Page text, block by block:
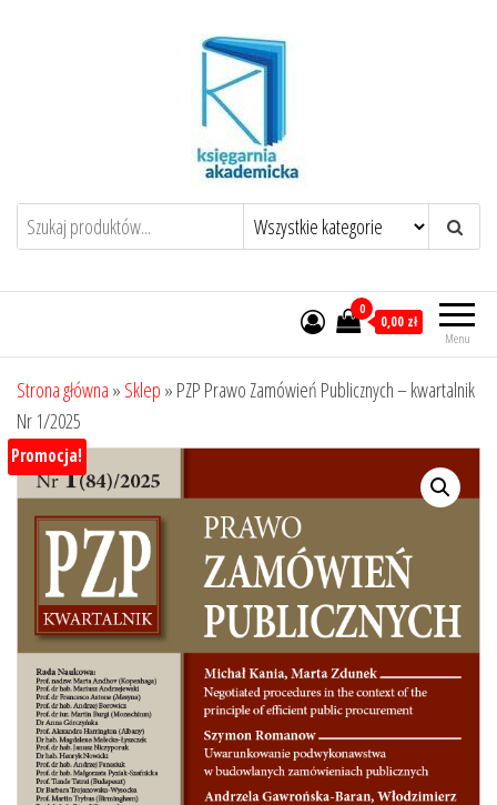
Menu
0
0,00 zł
Strona główna » Sklep » PZP Prawo Zamówień Publicznych – kwartalnik
Nr 1/2025
Promocja!